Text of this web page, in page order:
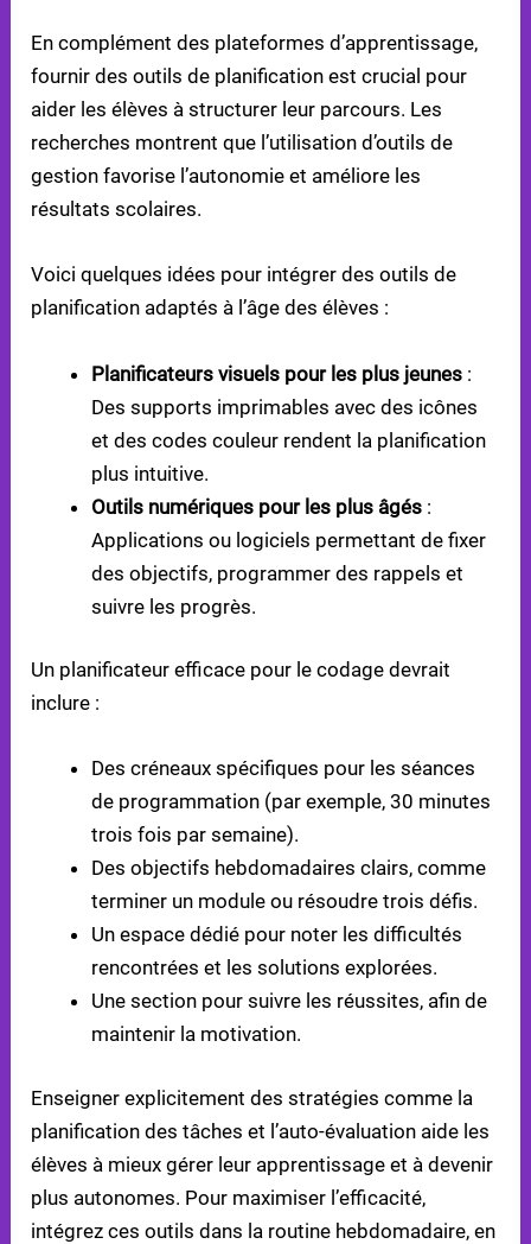
En complément des plateformes d’apprentissage,
fournir des outils de planification est crucial pour
aider les élèves à structurer leur parcours. Les
recherches montrent que l’utilisation d’outils de
gestion favorise l’autonomie et améliore les
résultats scolaires.
Voici quelques idées pour intégrer des outils de
planification adaptés à l’âge des élèves :
Planificateurs visuels pour les plus jeunes :
Des supports imprimables avec des icônes
et des codes couleur rendent la planification
plus intuitive.
Outils numériques pour les plus âgés :
Applications ou logiciels permettant de fixer
des objectifs, programmer des rappels et
suivre les progrès.
Un planificateur efficace pour le codage devrait
inclure :
Des créneaux spécifiques pour les séances
de programmation (par exemple, 30 minutes
trois fois par semaine).
Des objectifs hebdomadaires clairs, comme
terminer un module ou résoudre trois défis.
Un espace dédié pour noter les difficultés
rencontrées et les solutions explorées.
Une section pour suivre les réussites, afin de
maintenir la motivation.
Enseigner explicitement des stratégies comme la
planification des tâches et l’auto-évaluation aide les
élèves à mieux gérer leur apprentissage et à devenir
plus autonomes. Pour maximiser l’efficacité,
intégrez ces outils dans la routine hebdomadaire, en